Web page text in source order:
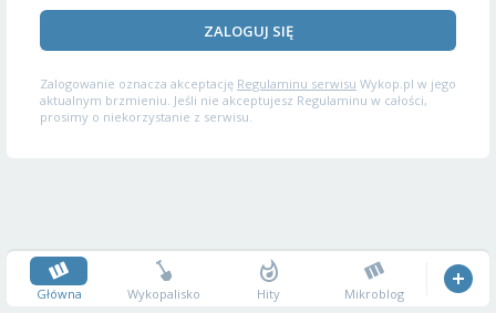
ZALOGUJ SIĘ
Zalogowanie oznacza akceptację Regulaminu serwisu Wykop.pl w jego
aktualnym brzmieniu. Jeśli nie akceptujesz Regulaminu w całości,
prosimy o niekorzystanie z serwisu.
Główna Wykopalisko Hity Mikroblog